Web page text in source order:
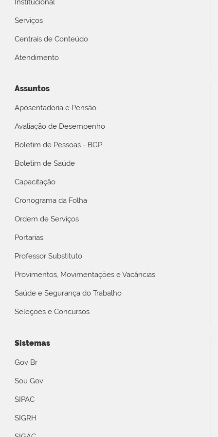
Institucional
Serviços
Centrais de Conteúdo
Atendimento
Assuntos
Aposentadoria e Pensão
Avaliação de Desempenho
Boletim de Pessoas - BGP
Boletim de Saúde
Capacitação
Cronograma da Folha
Ordem de Serviços
Portarias
Professor Substituto
Provimentos, Movimentações e Vacâncias
Saúde e Segurança do Trabalho
Seleções e Concursos
Sistemas
Gov Br
Sou Gov
SIPAC
SIGRH